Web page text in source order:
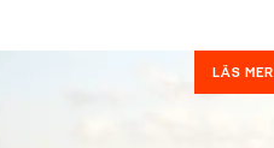
LÄS MER